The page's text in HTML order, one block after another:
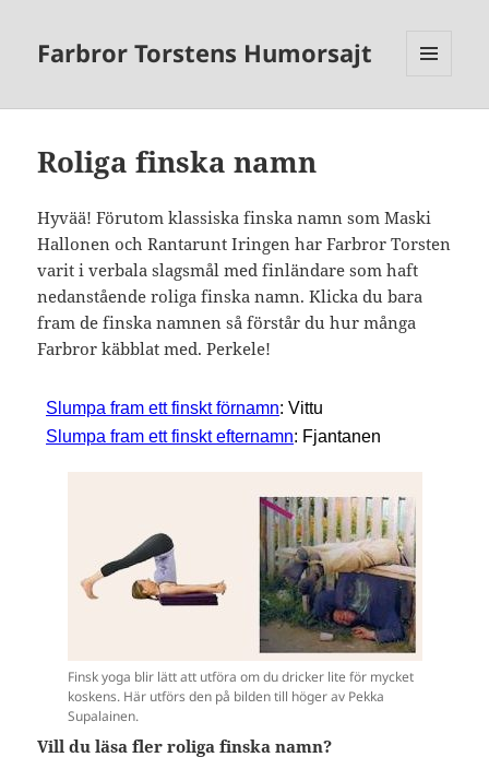
Farbror Torstens Humorsajt
Roliga finska namn
Hyvää! Förutom klassiska finska namn som Maski
Hallonen och Rantarunt Iringen har Farbror Torsten
varit i verbala slagsmål med finländare som haft
nedanstående roliga finska namn. Klicka du bara
fram de finska namnen så förstår du hur många
Farbror käbblat med. Perkele!
Finsk yoga blir lätt att utföra om du dricker lite för mycket
koskens. Här utförs den på bilden till höger av Pekka
Supalainen.
Vill du läsa fler roliga finska namn?